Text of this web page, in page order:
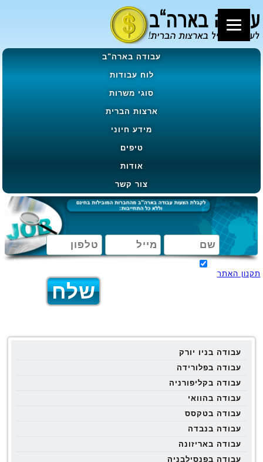
עבודה בארה"ב
לוח עבודות
סוגי משרות
ארצות הברית
מידע חיוני
טיפים
אודות
צור קשר
תקנון האתר
עבודה בניו יורק
עבודה בפלורידה
עבודה בקליפורניה
עבודה בהוואי
עבודה בטקסס
עבודה בנבדה
עבודה באריזונה
עבודה בפנסילבניה